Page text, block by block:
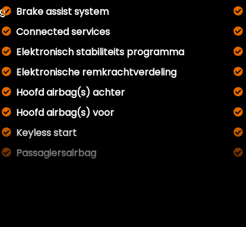
Brake assist system
Connected services
Elektronisch stabiliteits programma
Elektronische remkrachtverdeling
Hoofd airbag(s) achter
Hoofd airbag(s) voor
Keyless start
Passagiersairbag